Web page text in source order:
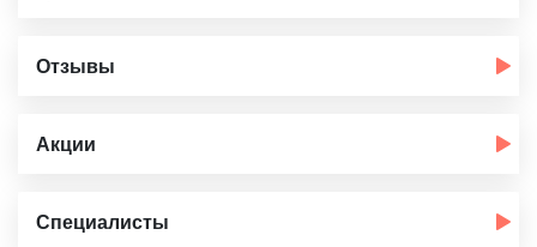
Отзывы
Акции
Специалисты